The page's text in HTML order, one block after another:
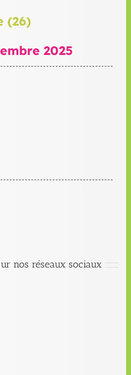
(26)
2025
nos réseaux sociaux